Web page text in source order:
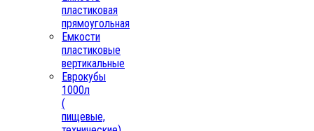
пластиковая
прямоугольная
Емкости
пластиковые
вертикальные
Еврокубы
1000л
(
пищевые,